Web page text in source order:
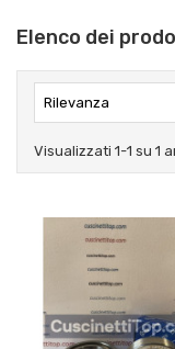
Elenco dei
Rilevanza
Visualizzati 1-1 su 1